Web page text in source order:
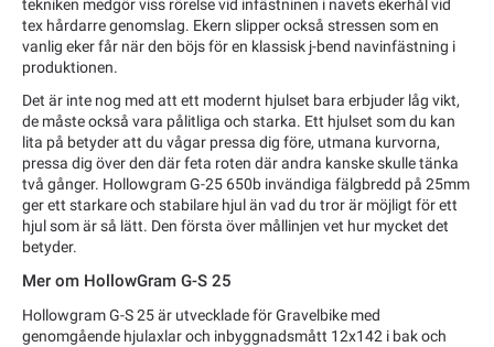
tekniken medgör viss rörelse vid infästninen i navets ekerhål vid
tex hårdarre genomslag. Ekern slipper också stressen som en
vanlig eker får när den böjs för en klassisk j-bend navinfästning i
produktionen.
Det är inte nog med att ett modernt hjulset bara erbjuder låg vikt,
de måste också vara pålitliga och starka. Ett hjulset som du kan
lita på betyder att du vågar pressa dig före, utmana kurvorna,
pressa dig över den där feta roten där andra kanske skulle tänka
två gånger. Hollowgram G-25 650b invändiga fälgbredd på 25mm
ger ett starkare och stabilare hjul än vad du tror är möjligt för ett
hjul som är så lätt. Den första över mållinjen vet hur mycket det
betyder.
Mer om HollowGram G-S 25
Hollowgram G-S 25 är utvecklade för Gravelbike med
genomgående hjulaxlar och inbyggnadsmått 12x142 i bak och